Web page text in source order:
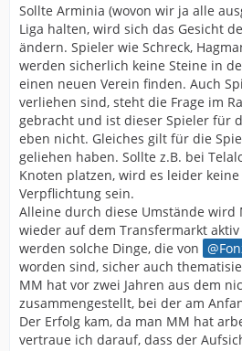
Sollte Arminia (wovon wir ja alle
Liga halten, wird sich das Gesicht
ändern. Spieler wie Schreck,
werden sicherlich keine Steine in
einen neuen Verein finden. Auch
verliehen sind, steht die Frage im
gebracht und ist dieser Spieler für
eben nicht. Gleiches gilt für die
geliehen haben. Sollte z.B. bei
Knoten platzen, wird es leider
Verpflichtung sein.
Alleine durch diese Umstände wird
wieder auf dem Transfermarkt
werden solche Dinge, die von
worden sind, sicher auch
MM hat vor zwei Jahren aus dem
zusammengestellt, bei der am
Der Erfolg kam, da man MM hat
vertraue ich darauf, dass der